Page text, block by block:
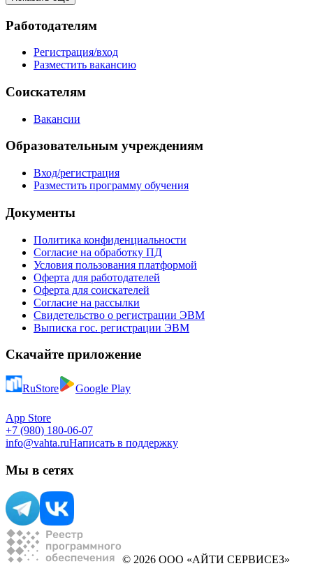
Работодателям
Регистрация/вход
Разместить вакансию
Соискателям
Вакансии
Образовательным учреждениям
Вход/регистрация
Разместить программу обучения
Документы
Политика конфиденциальности
Согласие на обработку ПД
Условия пользования платформой
Оферта для работодателей
Оферта для соискателей
Согласие на рассылки
Свидетельство о регистрации ЭВМ
Выписка гос. регистрации ЭВМ
Скачайте приложение
RuStore Google Play
App Store
+7 (980) 180-06-07
info@vahta.ruНаписать в поддержку
Мы в сетях
© 2026 ООО «АЙТИ СЕРВИСЕЗ»